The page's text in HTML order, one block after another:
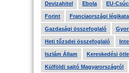
Devizahitel Ebola EU-
Forint Franciaországi
Gazdasági összefoglaló
Heti tőzsdei összefoglaló
Iszlám Állam Kereskedési
Külföldi sajtó Magyarországról